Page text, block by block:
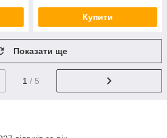
Купити
Показати ще
1 / 5